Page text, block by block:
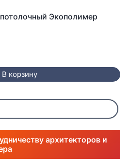
Экополимер
В корзину
архитекторов и